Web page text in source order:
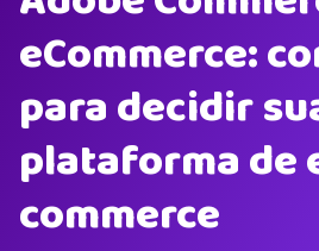
eCommerce:
para decidir
plataforma de
commerce